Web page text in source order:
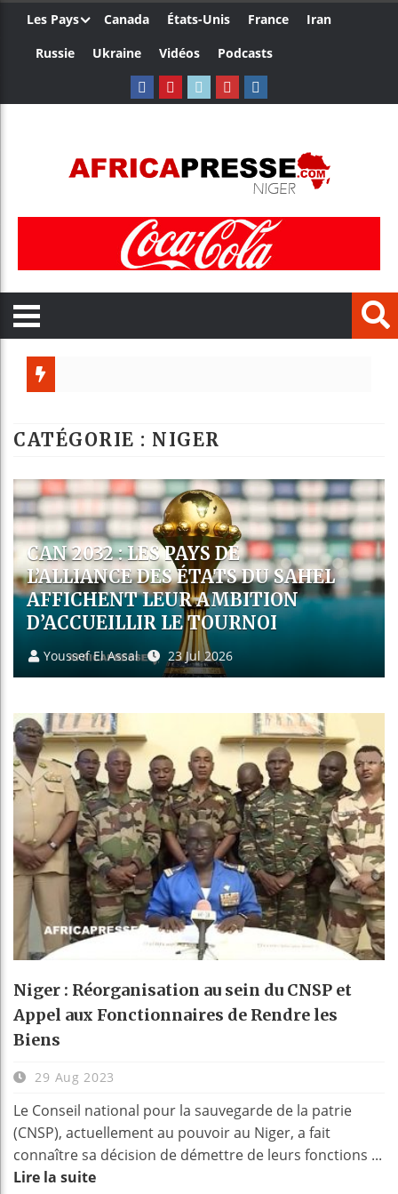
Les Pays Canada États-Unis France
Iran
Russie
Ukraine Vidéos Podcasts
Bénin : Patrice
Aliko Dangote
CATÉGORIE : NIGER
CAN 2032 : LES PAYS DE
L’ALLIANCE DES ÉTATS DU SAHEL
AFFICHENT LEUR AMBITION
D’ACCUEILLIR LE TOURNOI
Youssef El Assal 23 Jul 2026
Niger : Réorganisation au sein du CNSP et
Appel aux Fonctionnaires de Rendre les
Biens
29 Aug 2023
Le Conseil national pour la sauvegarde de la patrie
(CNSP), actuellement au pouvoir au Niger, a fait
connaître sa décision de démettre de leurs fonctions ...
Lire la suite